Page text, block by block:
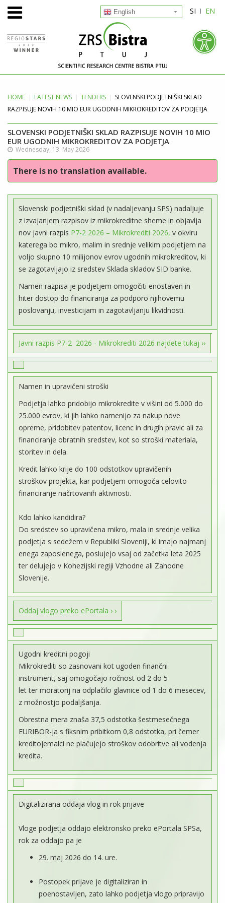
SI EN
English
HOME LATEST NEWS TENDERS
SLOVENSKI PODJETNIŠKI SKLAD
RAZPISUJE NOVIH 10 MIO EUR UGODNIH MIKROKREDITOV ZA PODJETJA
SLOVENSKI PODJETNIŠKI SKLAD RAZPISUJE NOVIH 10 MIO
EUR UGODNIH MIKROKREDITOV ZA PODJETJA
Wednesday, 13. May 2026
There is no translation available.
Slovenski podjetniški sklad (v nadaljevanju SPS) nadaljuje
z izvajanjem razpisov iz mikrokreditne sheme in objavlja
nov javni razpis P7-2 2026 – Mikrokrediti 2026, v okviru
katerega bo mikro, malim in srednje velikim podjetjem na
voljo skupno 10 milijonov evrov ugodnih mikrokreditov, ki
se zagotavljajo iz sredstev Sklada skladov SID banke.
Namen razpisa je podjetjem omogočiti enostaven in
hiter dostop do financiranja za podporo njihovemu
poslovanju, investicijam in zagotavljanju likvidnosti.
Javni razpis P7-2 2026 - Mikrokrediti 2026 najdete tukaj ››
Namen in upravičeni stroški
Podjetja lahko pridobijo mikrokredite v višini od 5.000 do
25.000 evrov, ki jih lahko namenijo za nakup nove
opreme, pridobitev patentov, licenc in drugih pravic ali za
financiranje obratnih sredstev, kot so stroški materiala,
storitev in dela.
Kredit lahko krije do 100 odstotkov upravičenih
stroškov projekta, kar podjetjem omogoča celovito
financiranje načrtovanih aktivnosti.
Kdo lahko kandidira?
Do sredstev so upravičena mikro, mala in srednje velika
podjetja s sedežem v Republiki Sloveniji, ki imajo najmanj
enega zaposlenega, poslujejo vsaj od začetka leta 2025
ter delujejo v Kohezijski regiji Vzhodne ali Zahodne
Slovenije.
Oddaj vlogo preko ePortala › ›
Ugodni kreditni pogoji
Mikrokrediti so zasnovani kot ugoden finančni
instrument, saj omogočajo ročnost od 2 do 5
let ter moratorij na odplačilo glavnice od 1 do 6 mesecev,
z možnostjo podaljšanja.
Obrestna mera znaša 37,5 odstotka šestmesečnega
EURIBOR-ja s fiksnim pribitkom 0,8 odstotka, pri čemer
kreditojemalci ne plačujejo stroškov odobritve ali vodenja
kredita.
Digitalizirana oddaja vlog in rok prijave
Vloge podjetja oddajo elektronsko preko ePortala SPSa,
rok za oddajo pa je
29. maj 2026 do 14. ure.
Postopek prijave je digitaliziran in
poenostavljen, zato lahko podjetja vlogo pripravijo